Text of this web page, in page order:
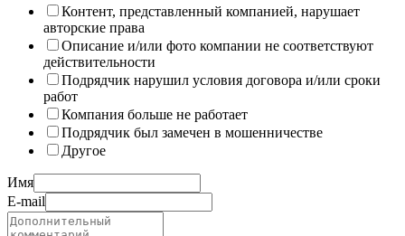
Контент, представленный компанией, нарушает
авторские права
Описание и/или фото компании не соответствуют
действительности
Подрядчик нарушил условия договора и/или сроки
работ
Компания больше не работает
Подрядчик был замечен в мошенничестве
Другое
Имя
E-mail